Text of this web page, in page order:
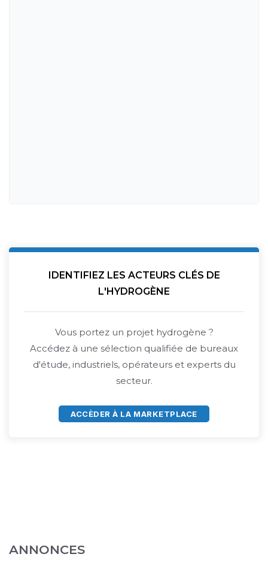
IDENTIFIEZ LES ACTEURS CLÉS DE
L'HYDROGÈNE
Vous portez un projet hydrogène ?
Accédez à une sélection qualifiée de bureaux
d'étude, industriels, opérateurs et experts du
secteur.
ACCÈDER À LA MARKETPLACE
ANNONCES